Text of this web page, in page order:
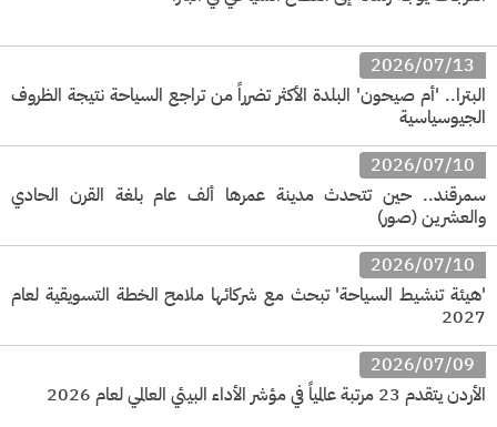
2026/07/13
البترا.. 'أم صيحون' البلدة الأكثر تضرراً من تراجع السياحة نتيجة الظروف
الجيوسياسية
2026/07/10
سمرقند.. حين تتحدث مدينة عمرها ألف عام بلغة القرن الحادي
والعشرين (صور)
2026/07/10
'هيئة تنشيط السياحة' تبحث مع شركائها ملامح الخطة التسويقية لعام
2027
2026/07/09
الأردن يتقدم 23 مرتبة عالمياً في مؤشر الأداء البيئي العالمي لعام 2026